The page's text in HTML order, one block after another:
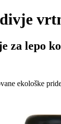
za lepo
ekološke